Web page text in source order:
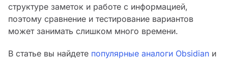
структуре заметок и работе с информацией,
поэтому сравнение и тестирование вариантов
может занимать слишком много времени.
В статье вы найдете популярные аналоги Obsidian и